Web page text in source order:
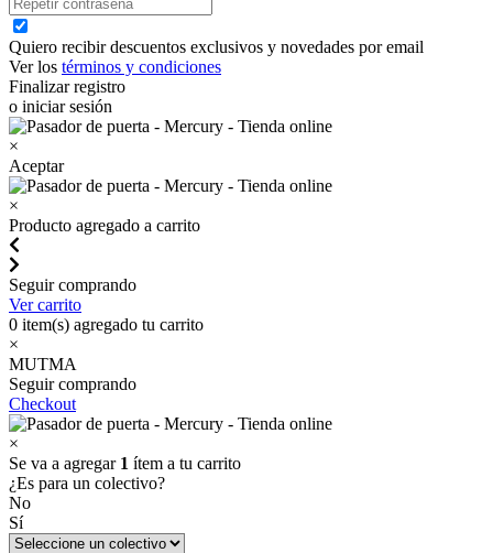
Quiero recibir descuentos exclusivos y novedades por email
Ver los términos y condiciones
Finalizar registro
o iniciar sesión
×
Aceptar
×
Producto agregado a carrito
Seguir comprando
Ver carrito
0 item(s) agregado tu carrito
×
MUTMA
Seguir comprando
Checkout
×
Se va a agregar 1 ítem a tu carrito
¿Es para un colectivo?
No
Sí